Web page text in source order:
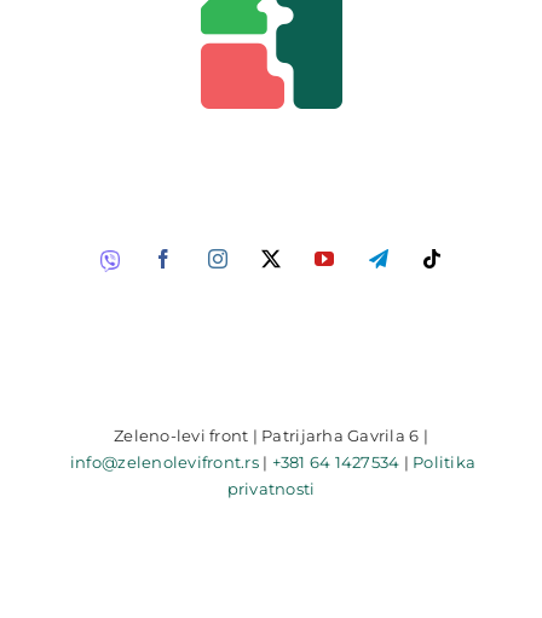
Zeleno-levi front | Patrijarha Gavrila 6 |
info@zelenolevifront.rs| +381 64 1427534 | Politika
privatnosti